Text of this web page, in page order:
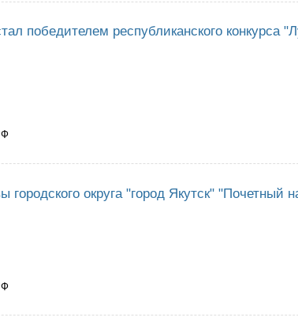
победителем республиканского конкурса
городского округа "город Якутск" "Почетный